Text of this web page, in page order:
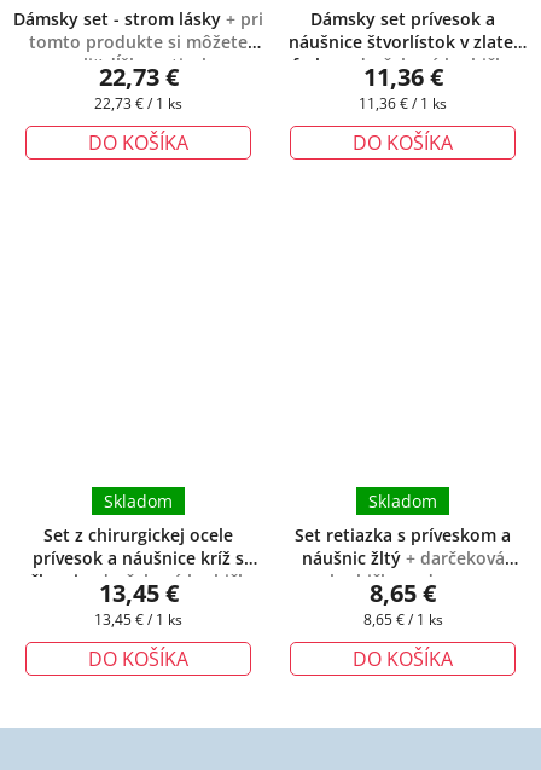
Dámsky set - strom lásky + pri
tomto produkte si môžete
zvoliť dĺžku retiazky
22,73 €
Jednotková
cena:
22,73 € / 1 ks
DO KOŠÍKA
Dámsky set prívesok a
náušnice štvorlístok v zlatej
farbe
+ darčeková krabička
zadarmo
11,36 €
Jednotková
cena:
11,36 € / 1 ks
DO KOŠÍKA
Set z chirurgickej ocele
prívesok a náušnice kríž s
očkami
+ darčeková krabička
zadarmo
Skladom
13,45 €
Jednotková
cena:
13,45 € / 1 ks
DO KOŠÍKA
Set retiazka s príveskom a
náušnic žltý + darčeková
krabička zadarmo
Skladom
8,65 €
Jednotková
cena:
8,65 € / 1 ks
DO KOŠÍKA